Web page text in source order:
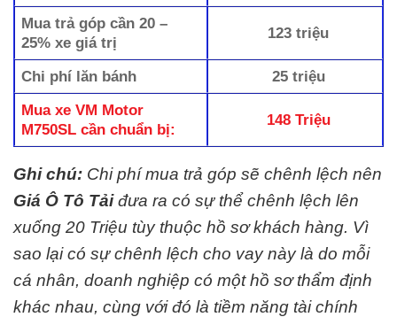
Mua trả góp cần 20 –
25% xe giá trị
123 triệu
Chi phí lăn bánh
25 triệu
Mua xe VM Motor
M750SL cần chuẩn bị:
148 Triệu
Ghi chú: Chi phí mua trả góp sẽ chênh lệch nên
Giá Ô Tô Tảiđưa ra có sự thể chênh lệch lên
xuống 20 Triệu tùy thuộc hồ sơ khách hàng. Vì
sao lại có sự chênh lệch cho vay này là do mỗi
cá nhân, doanh nghiệp có một hồ sơ thẩm định
khác nhau, cùng với đó là tiềm năng tài chính